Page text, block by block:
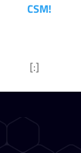
CSM!
[:]